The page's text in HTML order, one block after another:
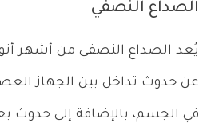
الصداع النصفي
يُعد الصداع النصفي من أشهر
عن حدوث تداخل بين الجهاز
في الجسم، بالإضافة إلى حدوث